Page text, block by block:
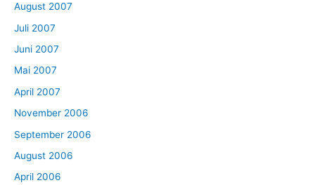
August 2007
Juli 2007
Juni 2007
Mai 2007
April 2007
November 2006
September 2006
August 2006
April 2006